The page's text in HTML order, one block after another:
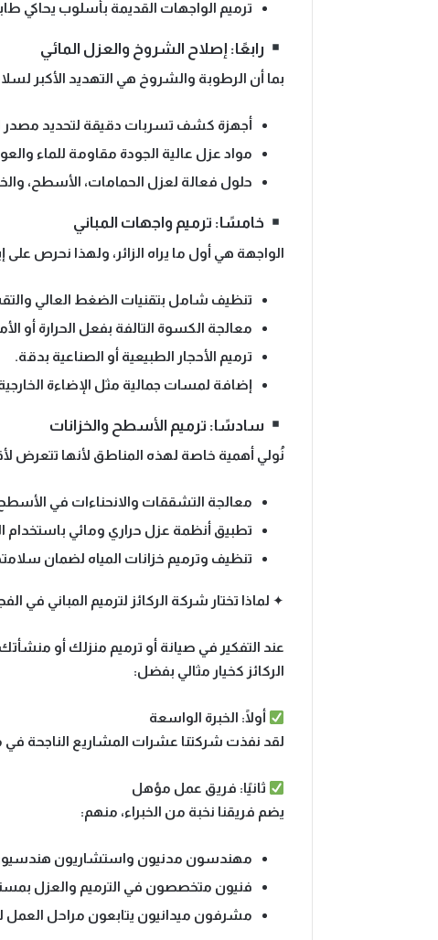
ترميم الواجهات القديمة بأسلوب يحاكي
رابعًا: إصلاح الشروخ والعزل المائي
بما أن الرطوبة والشروخ هي التهديد الأكبر
أجهزة كشف تسربات دقيقة لتحديد مصدر
مواد عزل عالية الجودة مقاومة للماء
حلول فعالة لعزل الحمامات، الأسطح،
خامسًا: ترميم واجهات المباني
الواجهة هي أول ما يراه الزائر، ولهذا نحرص على
تنظيف شامل بتقنيات الضغط العالي
معالجة الكسوة التالفة بفعل الحرارة أو
ترميم الأحجار الطبيعية أو الصناعية بدقة.
إضافة لمسات جمالية مثل الإضاءة
سادسًا: ترميم الأسطح والخزانات
نُولي أهمية خاصة لهذه المناطق لأنها تتعرض
معالجة التشققات والانحناءات في
تطبيق أنظمة عزل حراري ومائي باستخدام
تنظيف وترميم خزانات المياه لضمان
✦ لماذا تختار شركة الركائز لترميم المباني في
عند التفكير في صيانة أو ترميم منزلك أو
الركائز كخيار مثالي بفضل:
أولًا: الخبرة الواسعة
لقد نفذت شركتنا عشرات المشاريع الناجحة في
ثانيًا: فريق عمل مؤهل
يضم فريقنا نخبة من الخبراء، منهم:
مهندسون مدنيون واستشاريون هندسيون
فنيون متخصصون في الترميم والعزل
مشرفون ميدانيون يتابعون مراحل